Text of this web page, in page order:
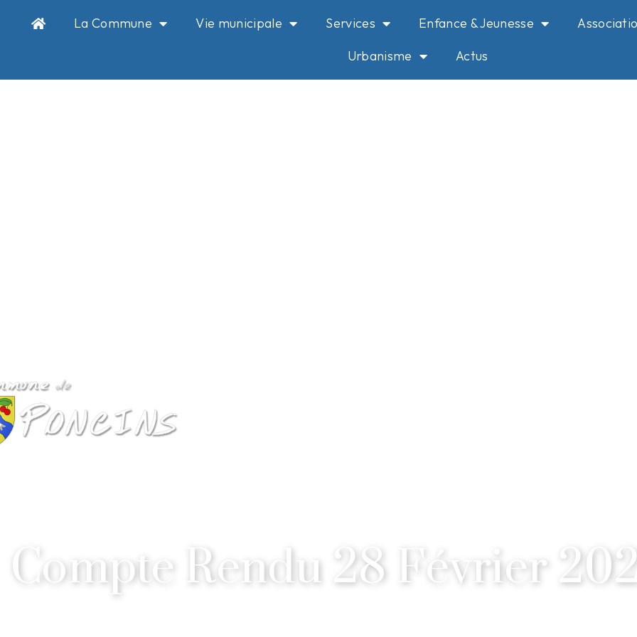
La Commune Vie municipale Services Enfance & Jeunesse
Urbanisme
Actus
Compte Rendu 28 Février